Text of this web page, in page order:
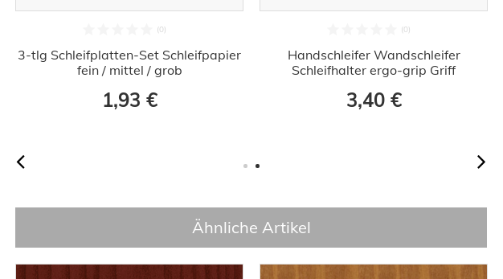
3-tlg Schleifplatten-Set Schleifpapier
fein / mittel / grob
1,93 €
Handschleifer Wandschleifer
Schleifhalter ergo-grip Griff
3,40 €
Ähnliche Artikel